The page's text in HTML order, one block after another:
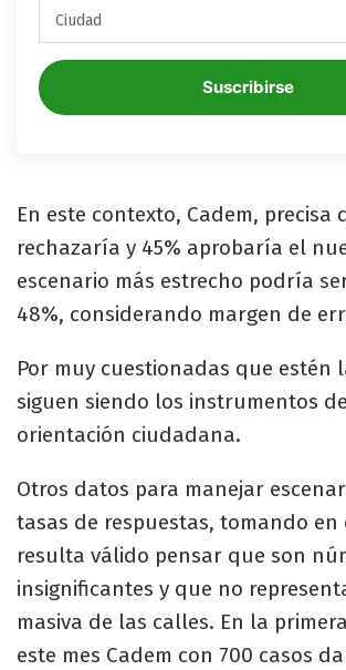
Suscribirse
En este contexto, Cadem, precisa
rechazaría y 45% aprobaría el
escenario más estrecho podría
48%, considerando margen de
Por muy cuestionadas que estén
siguen siendo los instrumentos
orientación ciudadana.
Otros datos para manejar
tasas de respuestas, tomando
resulta válido pensar que son
insignificantes y que no
masiva de las calles. En la
este mes Cadem con 700 casos